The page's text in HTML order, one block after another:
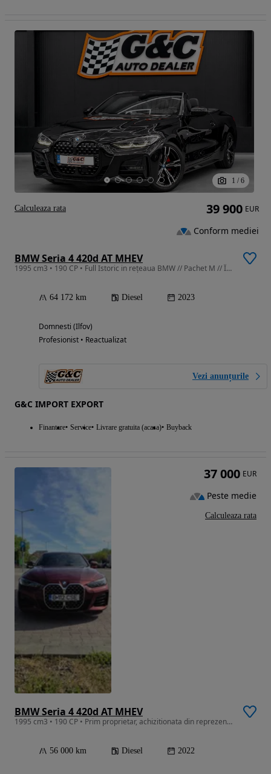
1 / 6
BMW Seria 4 420d AT MHEV
1995 cm3 • 190 CP • Full Istoric in rețeaua BMW // Pachet M // Încălzire in Tetiere
64 172 km Diesel 2023
Domnesti (Ilfov)
Profesionist • Reactualizat
Vezi anunțurile
G&C IMPORT EXPORT
Finantare Service Livrare gratuita (acasa) Buyback
39 900 EUR
Conform mediei
Calculeaza rata
BMW Seria 4 420d AT MHEV
1995 cm3 • 190 CP • Prim proprietar, achizitionata din reprezentanta BMW Targu Mures
56 000 km Diesel 2022
37 000 EUR
Peste medie
Calculeaza rata